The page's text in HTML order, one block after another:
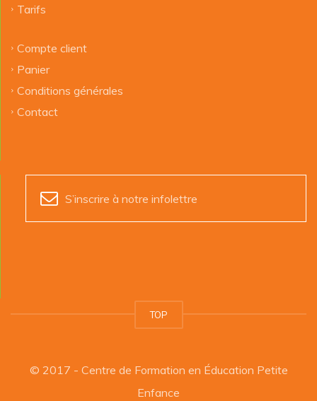
Tarifs
Compte client
Panier
Conditions générales
Contact
S’inscrire à notre infolettre
TOP
© 2017 - Centre de Formation en Éducation Petite
Enfance